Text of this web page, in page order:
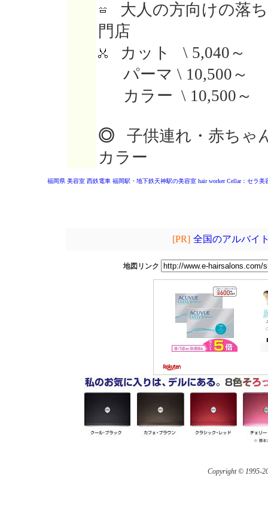
大人の方向けの落
門店
カット \ 5,040～
パーマ \ 10,500～
カラー \ 10,500～
◎ 子供連れ・赤ちゃ
カラー
福岡県 美容室 西鉄電車 福岡駅・地下鉄天神駅の美容室 hair worker Cellar：セラ美
[PR] 全国のアルバイ
地図リンク
Copyright © 1995-